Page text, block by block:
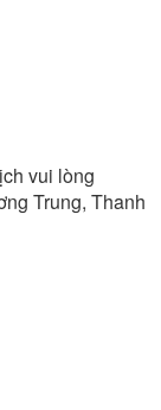
Trung, Thanh